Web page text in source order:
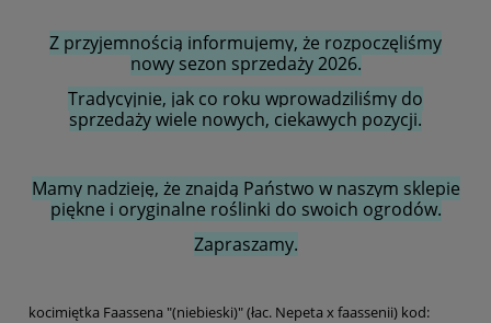
Z przyjemnością informujemy, że rozpoczęliśmy
nowy sezon sprzedaży 2026.
Tradycyjnie, jak co roku wprowadziliśmy do
sprzedaży wiele nowych, ciekawych pozycji.
Mamy nadzieję, że znajdą Państwo w naszym sklepie
piękne i oryginalne roślinki do swoich ogrodów.
Zapraszamy.
kocimiętka Faassena "(niebieski)" (łac. Nepeta x faassenii) kod: